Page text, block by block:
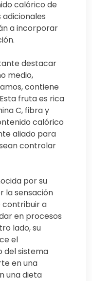
calórico de
a incorporar
destacar
medio,
contiene
fruta es rica
C, fibra y
calórico
aliado para
controlar
por su
la sensación
contribuir a
en procesos
lado, su
el
del sistema
en una
una dieta